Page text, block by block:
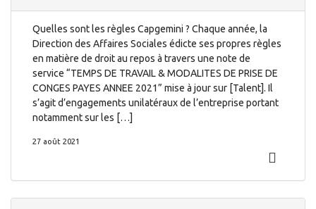
Quelles sont les règles Capgemini ? Chaque année, la
Direction des Affaires Sociales édicte ses propres règles
en matière de droit au repos à travers une note de
service “TEMPS DE TRAVAIL & MODALITES DE PRISE DE
CONGES PAYES ANNEE 2021” mise à jour sur [Talent]. Il
s’agit d’engagements unilatéraux de l’entreprise portant
notamment sur les […]
27 août 2021